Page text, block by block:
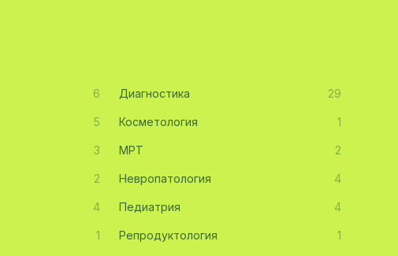
6 Диагностика 29
5 Косметология 1
3 МРТ 2
2 Невропатология 4
4 Педиатрия 4
1 Репродуктология 1